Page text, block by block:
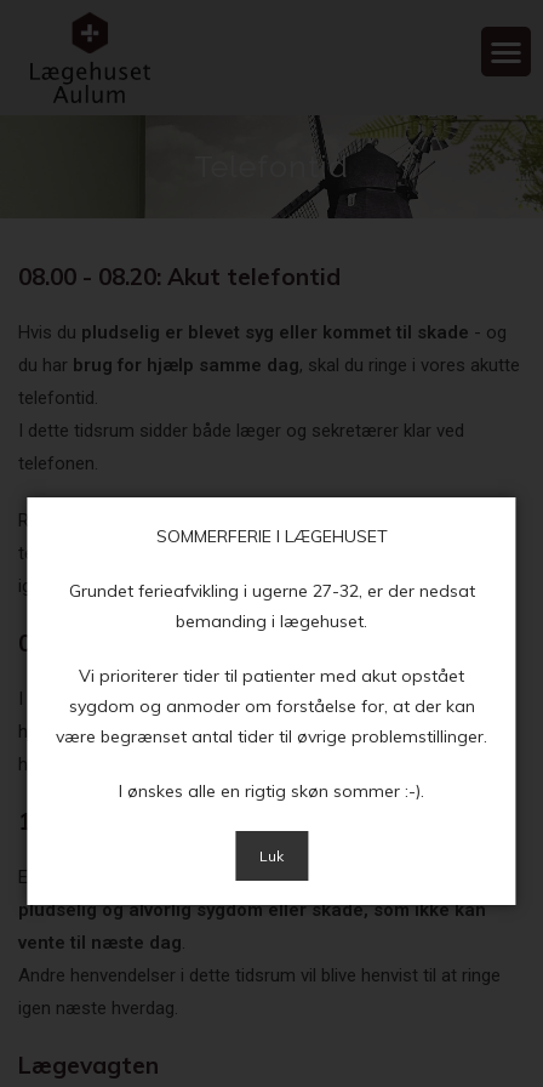
Telefontid
08.00 - 08.20: Akut telefontid
Hvis du pludselig er blevet syg eller kommet til skade - og
du har brug for hjælp samme dag, skal du ringe i vores akutte
telefontid.
I dette tidsrum sidder både læger og sekretærer klar ved
telefonen.
Ringer du vedrørende en ikke-akut problemstilling i den akutte
telefontid, vil samtalen hurtigt blive afsluttet - og du må ringe
igen mellem 08.30 og 11.00.
08.30 - 11.00: Telefontid
I dette tidsrum sidder vores sekretærer klar ved telefonen til at
hjælpe med tidsbestilling, receptfornyelse og øvrige
henvendelser.
11.00 - 16.00: Akuttelefonen
Efter vores telefontid (11.00 – 16.00) kan du ringe vedrørende
pludselig og alvorlig sygdom eller skade, som ikke kan
vente til næste dag.
Andre henvendelser i dette tidsrum vil blive henvist til at ringe
igen næste hverdag.
Lægevagten
SOMMERFERIE I LÆGEHUSET
Grundet ferieafvikling i ugerne 27-32, er der nedsat
bemanding i lægehuset.
Vi prioriterer tider til patienter med akut opstået
sygdom og anmoder om forståelse for, at der kan
være begrænset antal tider til øvrige problemstillinger.
I ønskes alle en rigtig skøn sommer :-).
Luk